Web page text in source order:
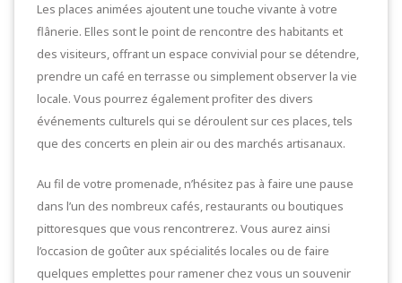
Les places animées ajoutent une touche vivante à votre
flânerie. Elles sont le point de rencontre des habitants et
des visiteurs, offrant un espace convivial pour se détendre,
prendre un café en terrasse ou simplement observer la vie
locale. Vous pourrez également profiter des divers
événements culturels qui se déroulent sur ces places, tels
que des concerts en plein air ou des marchés artisanaux.
Au fil de votre promenade, n’hésitez pas à faire une pause
dans l’un des nombreux cafés, restaurants ou boutiques
pittoresques que vous rencontrerez. Vous aurez ainsi
l’occasion de goûter aux spécialités locales ou de faire
quelques emplettes pour ramener chez vous un souvenir